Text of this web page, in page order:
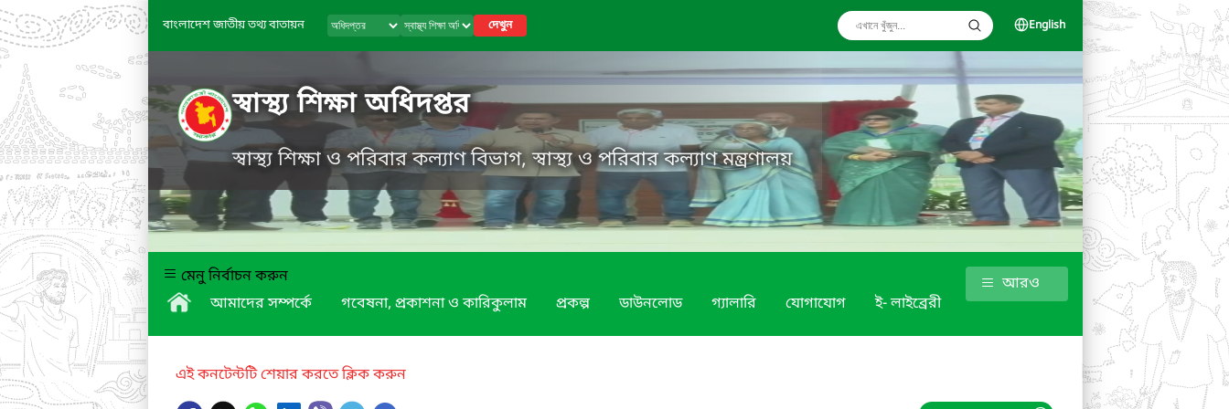
বাংলাদেশ জাতীয় তথ্য বাতায়ন দেখুন English
স্বাস্থ্য শিক্ষা অধিদপ্তর
স্বাস্থ্য শিক্ষা ও পরিবার কল্যাণ বিভাগ, স্বাস্থ্য ও পরিবার কল্যাণ মন্ত্রণালয়
মেনু নির্বাচন করুন
আমাদের সম্পর্কে
গবেষনা, প্রকাশনা ও কারিকুলাম প্রকল্প ডাউনলোড গ্যালারি যোগাযোগ ই- লাইব্রেরী
আরও
এই কনটেন্টটি শেয়ার করতে ক্লিক করুন